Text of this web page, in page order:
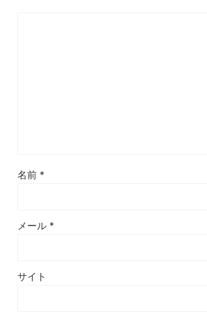
名前 *
メール *
サイト